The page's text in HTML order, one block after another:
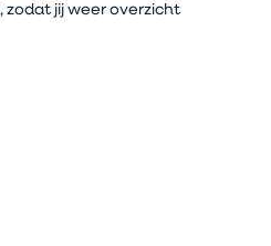
zodat jij weer overzicht